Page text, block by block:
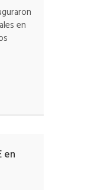
en
en